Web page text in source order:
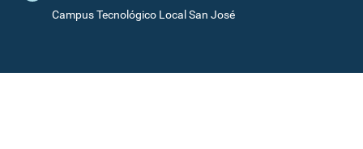
Campus Tecnológico Local San José